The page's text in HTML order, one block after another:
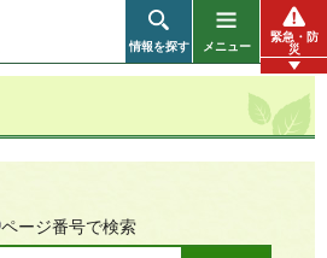
情報を探す メニュー
緊急・防
災
ページ番号で検索